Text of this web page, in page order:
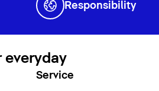
Responsibility
everyday
Service